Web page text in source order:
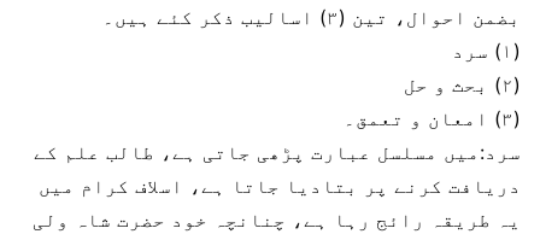
بضمن احوال، تین (۳) اسالیب ذکر کئے ہیں۔
(۱) سرد
(۲) بحث و حل
(۳) امعان و تعمق۔
سرد:میں مسلسل عبارت پڑھی جاتی ہے، طالب علم کے
دریافت کرنے پر بتادیا جاتا ہے، اسلاف کرام میں
یہ طریقہ رائج رہا ہے، چنانچہ خود حضرت شاہ ولی